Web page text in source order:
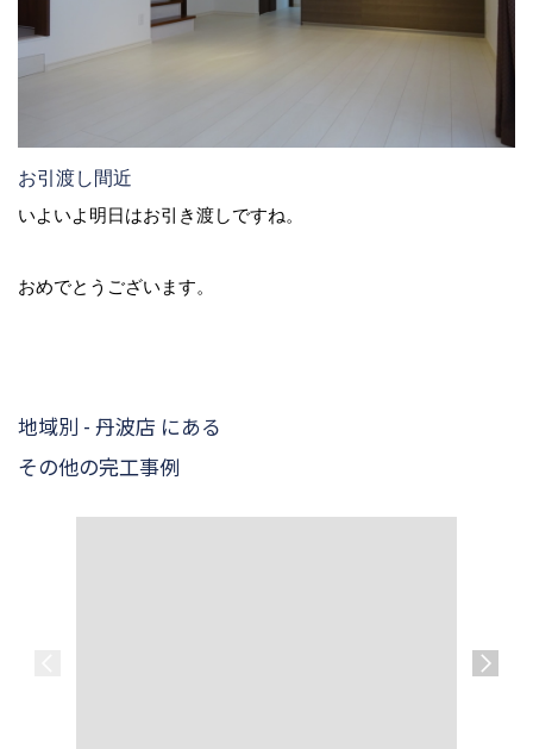
お引渡し間近
いよいよ明日はお引き渡しですね。
おめでとうございます。
地域別 - 丹波店 にある
その他の完工事例